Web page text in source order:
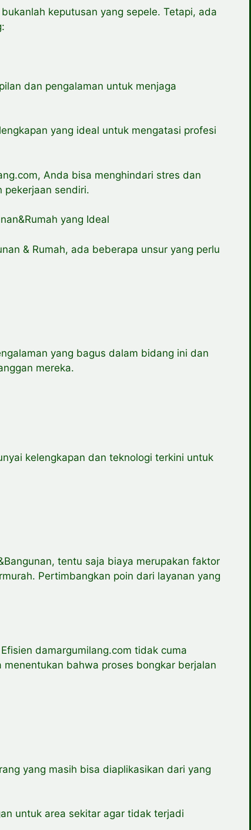
keputusan yang sepele. Tetapi, ada
dan pengalaman untuk menjaga
yang ideal untuk mengatasi profesi
Anda bisa menghindari stres dan
pekerjaan sendiri.
yang Ideal
& Rumah, ada beberapa unsur yang perlu
yang bagus dalam bidang ini dan
mereka.
kelengkapan dan teknologi terkini untuk
tentu saja biaya merupakan faktor
Pertimbangkan poin dari layanan yang
damargumilang.com tidak cuma
bahwa proses bongkar berjalan
yang masih bisa diaplikasikan dari yang
untuk area sekitar agar tidak terjadi